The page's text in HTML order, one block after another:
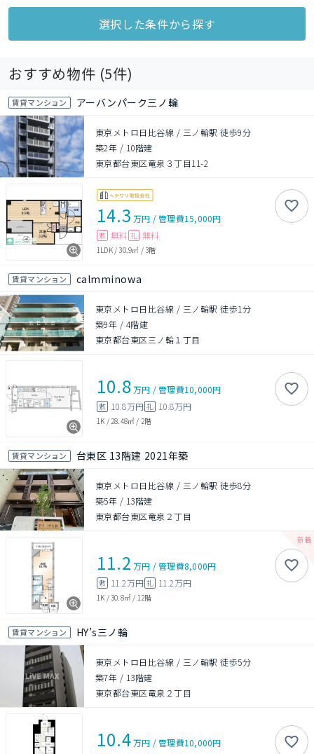
選択した条件から探す
おすすめ物件 (5件)
賃貸マンション アーバンパーク三ノ輪
東京メトロ日比谷線 / 三ノ輪駅 徒歩9分
築2年 / 10階建
東京都台東区竜泉３丁目11-2
14.3 万円 /管理費15,000円
敷 無料 礼 無料
1LDK/30.9㎡ /3階
賃貸マンション calmminowa
東京メトロ日比谷線 / 三ノ輪駅 徒歩1分
築9年 / 4階建
東京都台東区三ノ輪１丁目
10.8万円 /管理費10,000円
敷 10.8万円 礼 10.8万円
1K / 28.48㎡ / 2階
賃貸マンション 台東区 13階建 2021年築
東京メトロ日比谷線 / 三ノ輪駅 徒歩8分
築5年 / 13階建
東京都台東区竜泉２丁目
11.2 万円 /管理費8,000円
敷 11.2万円 礼 11.2万円
1K /30.8㎡ / 12階
賃貸マンション HY’s三ノ輪
東京メトロ日比谷線 / 三ノ輪駅 徒歩5分
築7年 / 13階建
東京都台東区竜泉２丁目
10.4万円 /管理費10,000円